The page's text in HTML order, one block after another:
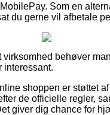
Som en
du gerne vil afbetale
behøver
interessant.
shoppen er støttet
de officielle regler,
giver dig chance for